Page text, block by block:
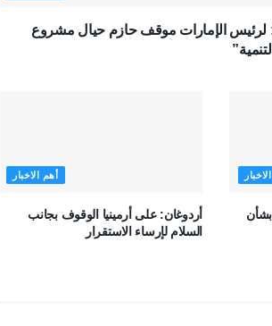
لرئيس الإمارات موقف حازم حيال مشروع
بشأن
أهم الاخبار
أردوغان: على أرمينيا الوقوف بجانب
السلام لإرساء الاستقرار